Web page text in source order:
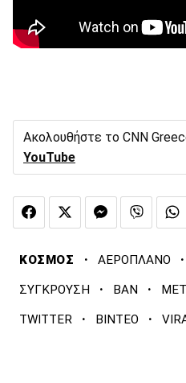
Ακολουθήστε το CNN
YouTube
ΚΟΣΜΟΣ · ΑΕΡΟΠΛΑΝΟ ·
ΣΥΓΚΡΟΥΣΗ · ΒΑΝ ·
TWITTER · ΒΙΝΤΕΟ ·